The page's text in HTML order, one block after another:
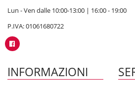
Lun - Ven dalle 10:00-13:00 | 16:00 - 19:00
P.IVA: 01061680722
INFORMAZIONI